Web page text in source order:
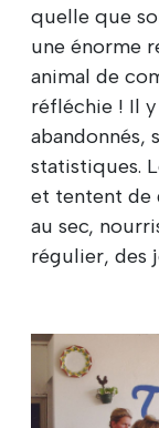
quelle que
une énorme
animal de
réfléchie ! Il
abandonnés,
statistiques.
et tentent de
au sec,
régulier, des